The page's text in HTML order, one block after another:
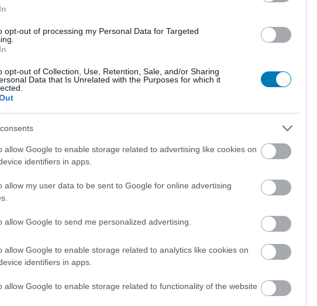
opt-out of processing my Personal Data for Targeted
opt-out of Collection, Use, Retention, Sale, and/or Sharing
Data that Is Unrelated with the Purposes for which it
allow Google to enable storage related to advertising like cookies on
identifiers in apps.
allow my user data to be sent to Google for online advertising
allow Google to send me personalized advertising.
allow Google to enable storage related to analytics like cookies on
identifiers in apps.
allow Google to enable storage related to functionality of the website
sem bizonyult megbízhatónak.
és egy rágógolyó-automatákban használt
működött, és megszüntette a korábbi
Cindy bejelentette, hogy k